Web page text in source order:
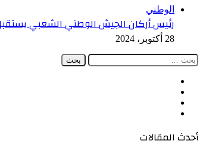
الوطني
رئيس أركان الجيش الوطني الشعبي
28 أكتوبر، 2024
البحث
أحدث المقالات